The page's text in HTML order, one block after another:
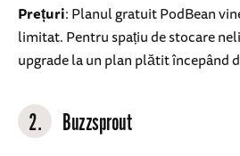
Prețuri: Planul gratuit PodBean
limitat. Pentru spațiu de stocare
upgrade la un plan plătit începând
2. Buzzsprout